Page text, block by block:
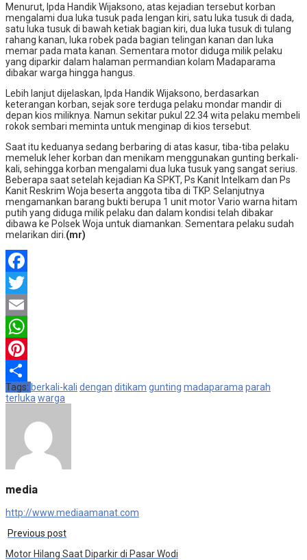
Menurut, Ipda Handik Wijaksono, atas kejadian tersebut korban
mengalami dua luka tusuk pada lengan kiri, satu luka tusuk di dada,
satu luka tusuk di bawah ketiak bagian kiri, dua luka tusuk di tulang
rahang kanan, luka robek pada bagian telingan kanan dan luka
memar pada mata kanan. Sementara motor diduga milik pelaku
yang diparkir dalam halaman permandian kolam Madaparama
dibakar warga hingga hangus.
Lebih lanjut dijelaskan, Ipda Handik Wijaksono, berdasarkan
keterangan korban, sejak sore terduga pelaku mondar mandir di
depan kios miliknya. Namun sekitar pukul 22.34 wita pelaku membeli
rokok sembari meminta untuk menginap di kios tersebut.
Saat itu keduanya sedang berbaring di atas kasur, tiba-tiba pelaku
memeluk leher korban dan menikam menggunakan gunting berkali-
kali, sehingga korban mengalami dua luka tusuk yang sangat serius.
Beberapa saat setelah kejadian Ka SPKT, Ps Kanit Intelkam dan Ps
Kanit Reskrim Woja beserta anggota tiba di TKP. Selanjutnya
mengamankan barang bukti berupa 1 unit motor Vario warna hitam
putih yang diduga milik pelaku dan dalam kondisi telah dibakar
dibawa ke Polsek Woja untuk diamankan. Sementara pelaku sudah
melarikan diri. (mr)
Facebook
Twitter
Email
WhatsApp
Pinterest
Share
Tags: berkali-kali dengan ditikam gunting madaparama parah
terluka warga
media
http://www.mediaamanat.com
Previous post
Motor Hilang Saat Diparkir di Pasar Wodi